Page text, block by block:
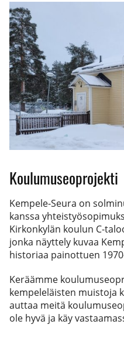
Koulumuseoprojekti
Kempele-Seura on
kanssa
Kirkonkylän koulun C-
jonka näyttely kuvaa
historiaa painottuen
Keräämme
kempeleläisten muistoja
auttaa meitä
ole hyvä ja käy